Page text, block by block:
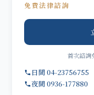
免費法律諮詢
首次諮詢
日間 04-23756755
夜間 0936-177880